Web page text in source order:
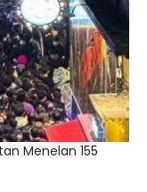
Menelan 155